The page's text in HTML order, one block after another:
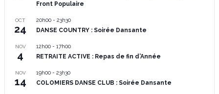
Front Populaire
OCT
24
20h00- 23h30
DANSE COUNTRY : Soirée Dansante
NOV
4
12h00- 17h00
RETRAITE ACTIVE : Repas de fin d’Année
NOV
14
19h00- 23h30
COLOMIERS DANSE CLUB : Soirée Dansante